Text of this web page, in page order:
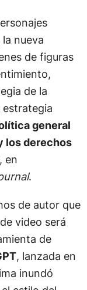
nueva
de figuras
de la
general
los derechos
, en
.
de autor que
video será
de
, lanzada en
inundó